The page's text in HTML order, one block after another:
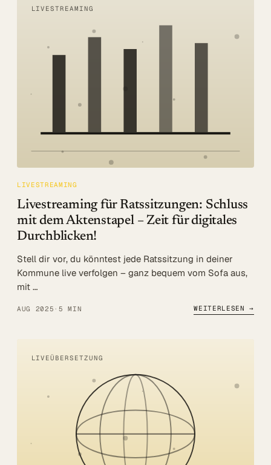
LIVESTREAMING
LIVESTREAMING
Livestreaming für Ratssitzungen: Schluss
mit dem Aktenstapel – Zeit für digitales
Durchblicken!
Stell dir vor, du könntest jede Ratssitzung in deiner
Kommune live verfolgen – ganz bequem vom Sofa aus,
mit …
AUG 2025 · 5 MIN WEITERLESEN →
LIVEÜBERSETZUNG